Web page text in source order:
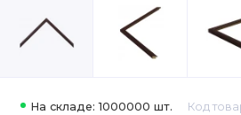
На складе: 1000000 шт. Код